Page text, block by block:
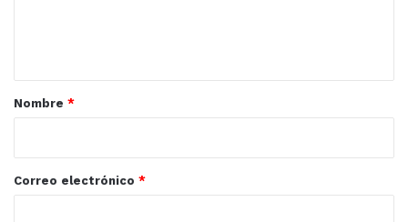
r
*
Nombre *
Correo electrónico *